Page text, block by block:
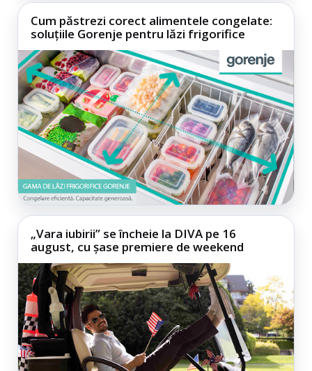
Cum păstrezi corect alimentele congelate:
soluțiile Gorenje pentru lăzi frigorifice
„Vara iubirii” se încheie la DIVA pe 16
august, cu șase premiere de weekend